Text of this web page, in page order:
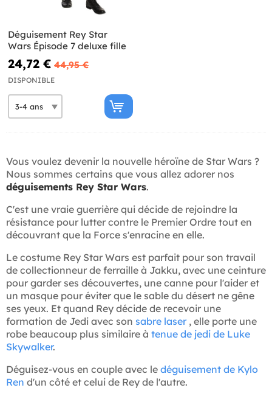
Déguisement Rey Star
Wars Épisode 7 deluxe fille
24,72 € 44,95 €
DISPONIBLE
Vous voulez devenir la nouvelle héroïne de Star Wars ?
Nous sommes certains que vous allez adorer nos
déguisements Rey Star Wars.
C'est une vraie guerrière qui décide de rejoindre la
résistance pour lutter contre le Premier Ordre tout en
découvrant que la Force s'enracine en elle.
Le costume Rey Star Wars est parfait pour son travail
de collectionneur de ferraille à Jakku, avec une ceinture
pour garder ses découvertes, une canne pour l'aider et
un masque pour éviter que le sable du désert ne gêne
ses yeux. Et quand Rey décide de recevoir une
formation de Jedi avec son sabre laser , elle porte une
robe beaucoup plus similaire à tenue de jedi de Luke
Skywalker.
Déguisez-vous en couple avec le déguisement de Kylo
Ren d'un côté et celui de Rey de l'autre.